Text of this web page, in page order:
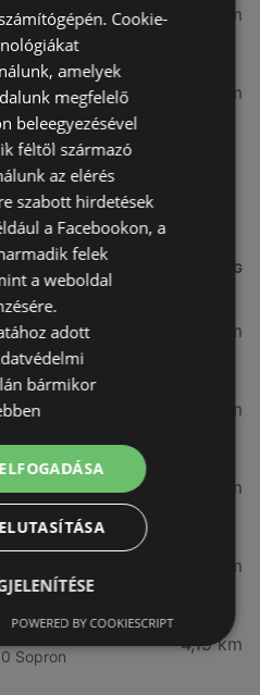
7,03 km
26,99 km
Drogéria üzletek a
TÁVOLSÁG
3,26 km
3,28 km
3,57 km
3,83 km
Sopron
4,19 km
Cookie-
amelyek
megfelelő
beleegyezésével
féltől származó
az elérés
szabott hirdetések
a Facebookon, a
felek
a weboldal
adott
bármikor
POWERED BY COOKIESCRIPT